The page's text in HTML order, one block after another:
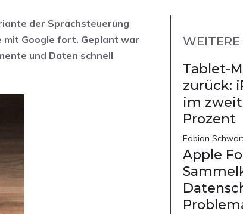
der Sprachsteuerung
Google fort. Geplant war
und Daten schnell
Tablet-
zurück:
im
Prozent
Fabian
Apple